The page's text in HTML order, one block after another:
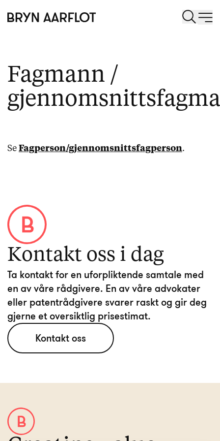
Fagmann /
Se Fagperson/gjennomsnittsfagperson.
Kontakt oss i dag
Ta kontakt for en uforpliktende samtale med
en av våre rådgivere. En av våre advokater
eller patentrådgivere svarer raskt og gir deg
Kontakt oss